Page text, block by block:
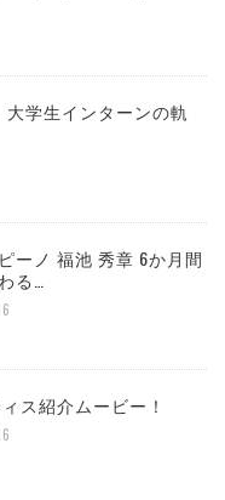
学生インターンの軌
ーノ 福池 秀章 6か月間
る…
ス紹介ムービー！